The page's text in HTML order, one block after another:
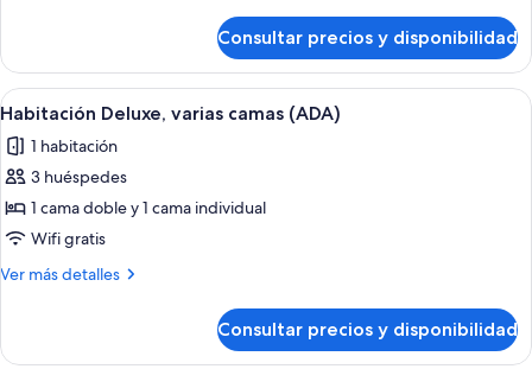
de
matrimonio
estándar,
camas
matrimonio
Consultar precios y disponibilidad
Abrir
todas
las
fotos
de
Habitación
Deluxe,
(ADA)
Habitación de hotel con dos camas,
2
Habitación Deluxe, varias camas (ADA)
1 habitación
3 huéspedes
1 cama doble y 1 cama individual
Wifi gratis
Ver más detalles
Más
Deluxe,
Consultar precios y disponibilidad